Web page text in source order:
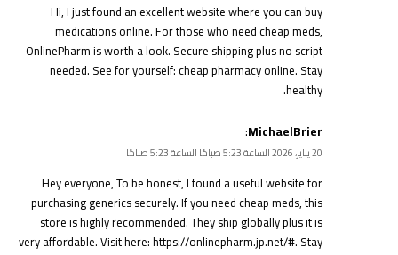
Hi, I just found an excellent website where you can buy
medications online. For those who need cheap meds,
OnlinePharm is worth a look. Secure shipping plus no script
needed. See for yourself:cheap pharmacy online. Stay
healthy.
MichaelBrier
:
20 يناير، 2026 الساعة 5:23 صباحًا الساعة 5:23 صباحًا
Hey everyone, To be honest, I found a useful website for
purchasing generics securely. If you need cheap meds, this
store is highly recommended. They ship globally plus it is
very affordable. Visit here:https://onlinepharm.jp.net/#. Stay